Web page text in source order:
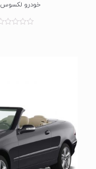
خودرو لکسوس IS300 اتوماتیک سال 2013